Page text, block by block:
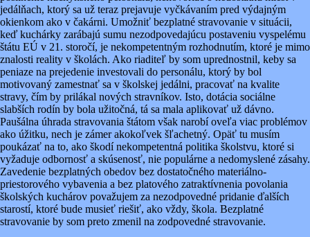
jedálňach, ktorý sa už teraz prejavuje vyčkávaním pred výdajným
okienkom ako v čakárni. Umožniť bezplatné stravovanie v situácii,
keď kuchárky zarábajú sumu nezodpovedajúcu postaveniu vyspelému
štátu EÚ v 21. storočí, je nekompetentným rozhodnutím, ktoré je mimo
znalosti reality v školách. Ako riaditeľ by som uprednostnil, keby sa
peniaze na prejedenie investovali do personálu, ktorý by bol
motivovaný zamestnať sa v školskej jedálni, pracovať na kvalite
stravy, čím by prilákal nových stravníkov. Isto, dotácia sociálne
slabších rodín by bola užitočná, tá sa mala aplikovať už dávno.
Paušálna úhrada stravovania štátom však narobí oveľa viac problémov
ako úžitku, nech je zámer akokoľvek šľachetný. Opäť tu musím
poukázať na to, ako škodí nekompetentná politika školstvu, ktoré si
vyžaduje odbornosť a skúsenosť, nie populárne a nedomyslené zásahy.
Zavedenie bezplatných obedov bez dostatočného materiálno-
priestorového vybavenia a bez platového zatraktívnenia povolania
školských kuchárov považujem za nezodpovedné pridanie ďalších
starostí, ktoré bude musieť riešiť, ako vždy, škola. Bezplatné
stravovanie by som preto zmenil na zodpovedné stravovanie.